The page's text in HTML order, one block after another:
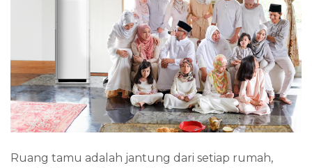
Ruang tamu adalah jantung dari setiap rumah,